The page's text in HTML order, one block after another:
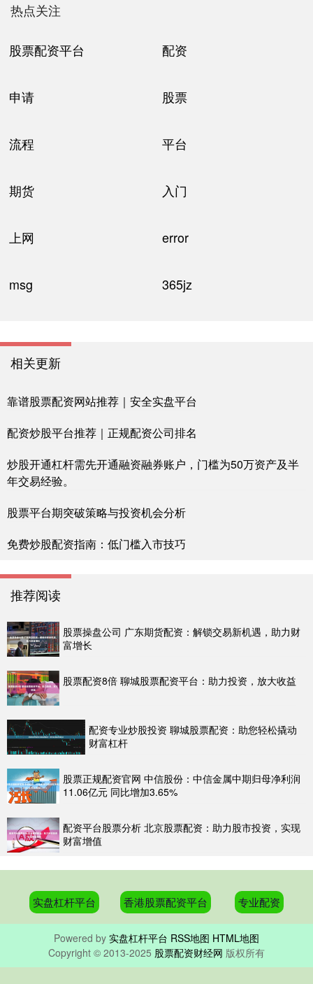
热点关注
股票配资平台 配资
申请 股票
流程 平台
期货 入门
上网 error
msg 365jz
相关更新
靠谱股票配资网站推荐｜安全实盘平台
配资炒股平台推荐｜正规配资公司排名
炒股开通杠杆需先开通融资融券账户，门槛为50万资产及半
年交易经验。
股票平台期突破策略与投资机会分析
免费炒股配资指南：低门槛入市技巧
推荐阅读
股票操盘公司 广东期货配资：解锁交易新机遇，助力财
富增长
股票配资8倍 聊城股票配资平台：助力投资，放大收益
配资专业炒股投资 聊城股票配资：助您轻松撬动
财富杠杆
股票正规配资官网 中信股份：中信金属中期归母净利润
11.06亿元 同比增加3.65%
配资平台股票分析 北京股票配资：助力股市投资，实现
财富增值
实盘杠杆平台 香港股票配资平台 专业配资
Powered by 实盘杠杆平台 RSS地图 HTML地图
Copyright © 2013-2025 股票配资财经网 版权所有